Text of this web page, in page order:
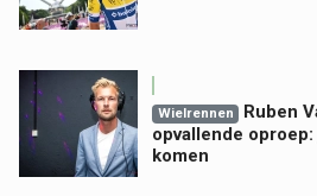
Wielrennen
Ruben
opvallende
komen